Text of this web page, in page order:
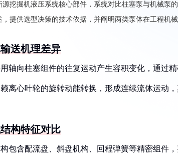
源挖掘机液压系统核心部件，系统对比柱塞泵与机械泵
提供选型决策的技术依据，并阐明两类泵体在工程机械
送机理差异
轴向柱塞组件的往复运动产生容积变化，通过
离心叶轮的旋转动能转换，形成连续流体运动
构特征对比
包含配流盘、斜盘机构、回程弹簧等精密组件